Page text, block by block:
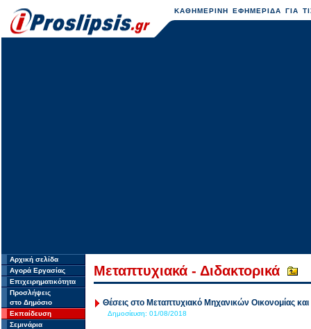
ΚΑΘΗΜΕΡΙΝΗ ΕΦΗΜΕΡΙΔΑ ΓΙΑ
Αρχική σελίδα
Αγορά Εργασίας
Επιχειρηματικότητα
Προσλήψεις
στο Δημόσιο
Εκπαίδευση
Σεμινάρια
Μεταπτυχιακά - Διδακτορικά
Θέσεις στο Μεταπτυχιακό Μηχανικών Οικονομίας
Δημοσίευση: 01/08/2018